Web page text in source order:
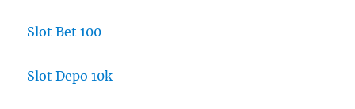
Slot Bet 100
Slot Depo 10k